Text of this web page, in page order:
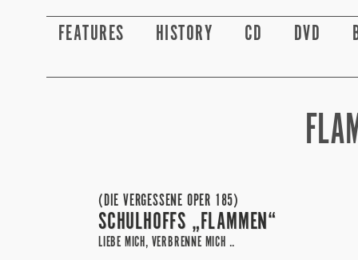
FEATURES HISTORY CD DVD
(DIE VERGESSENE OPER 185)
SCHULHOFFS „FLAMMEN“
LIEBE MICH, VERBRENNE MICH ..